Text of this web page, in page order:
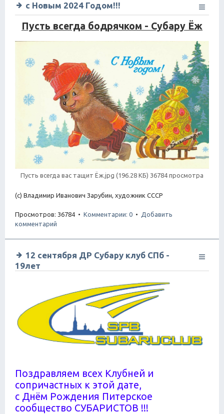
с Новым 2024 Годом!!!
Пусть всегда бодрячком - Субару Ёж
Пусть всегда вас тащит Ёж.jpg (196.28 КБ) 36784 просмотра
(с) Владимир Иванович Зарубин, художник СССР
Просмотров: 36784 • Комментарии: 0 •
Добавить
комментарий
12 сентября ДР Субару клуб СПб -
19лет
Поздравляем всех Клубней и
сопричастных к этой дате,
с Днём Рождения Питерское
сообщество СУБАРИСТОВ !!!